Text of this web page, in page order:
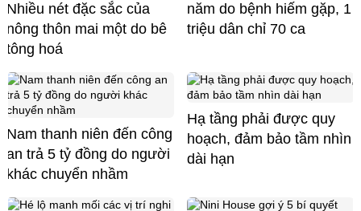
Nhiều nét đặc sắc của
nông thôn mai một do bê
tông hoá
năm do bệnh hiếm gặp, 1
triệu dân chỉ 70 ca
Nam thanh niên đến công
an trả 5 tỷ đồng do người
khác chuyển nhầm
Hạ tầng phải được quy
hoạch, đảm bảo tầm nhìn
dài hạn